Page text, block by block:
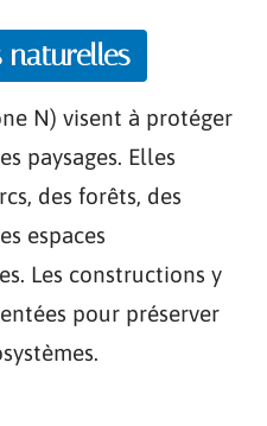
naturelles
N) visent à protéger
paysages. Elles
des forêts, des
espaces
Les constructions y
pour préserver